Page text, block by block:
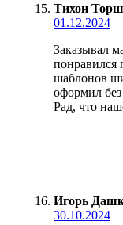
Тихон
01.12.2024
Заказывал
понравился
шаблонов
оформил
Рад, что
Игорь
30.10.2024